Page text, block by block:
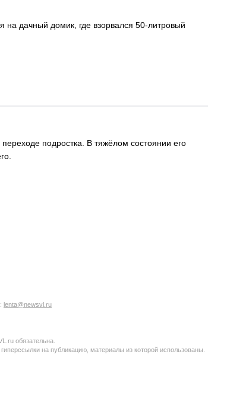
на дачный домик, где взорвался 50-литровый
подростка. В тяжёлом состоянии его
lenta@newsvl.ru
обязательна.
на публикацию, материалы из которой использованы.